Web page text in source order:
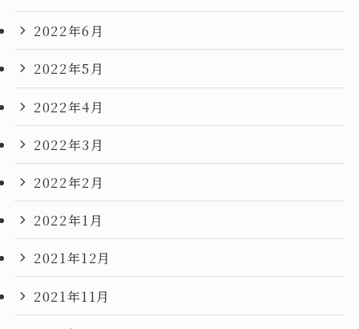
2022年6月
2022年5月
2022年4月
2022年3月
2022年2月
2022年1月
2021年12月
2021年11月